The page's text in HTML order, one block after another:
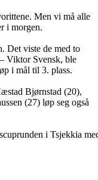
Men vi må alle
i morgen.
Det viste de med to
Viktor Svensk, ble
i mål til 3. plass.
Bjørnstad (20),
(27) løp seg også
i Tsjekkia